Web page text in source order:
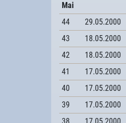
Mai
44
29.05.2000
43
18.05.2000
42
18.05.2000
41
17.05.2000
40
17.05.2000
39
17.05.2000